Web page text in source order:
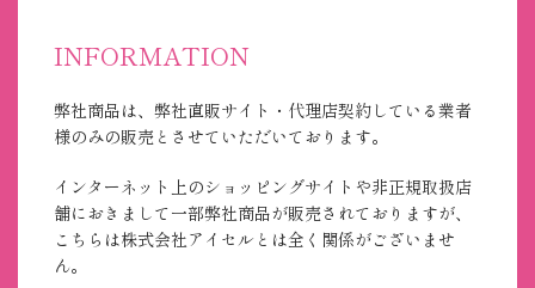
INFORMATION
弊社商品は、弊社直販サイト・代理店契約している業者
様のみの販売とさせていただいております。
インターネット上のショッピングサイトや非正規取扱店
舗におきまして一部弊社商品が販売されておりますが、
こちらは株式会社アイセルとは全く関係がございませ
ん。